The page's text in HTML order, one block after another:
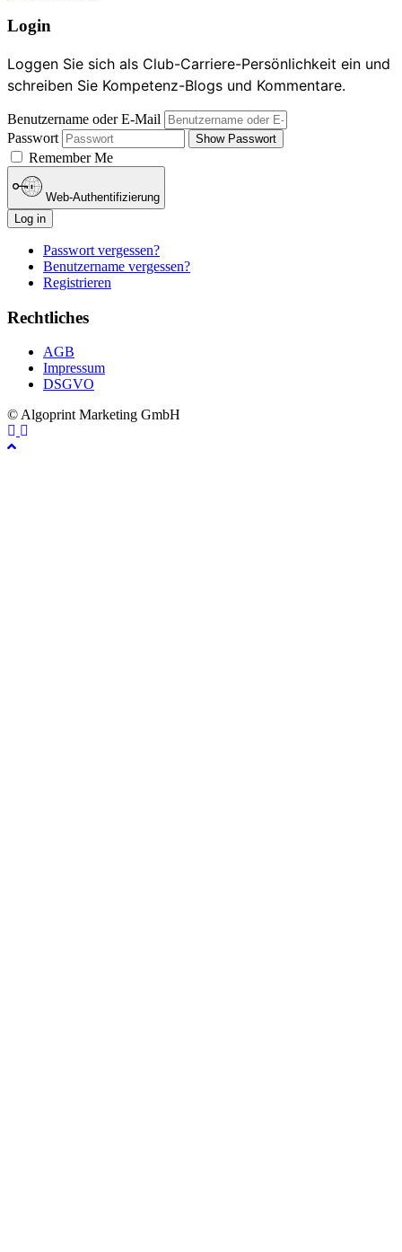
Login
Loggen Sie sich als Club-Carriere-Persönlichkeit ein und
schreiben Sie Kompetenz-Blogs und Kommentare.
Benutzername oder E-Mail
Passwort
Show Passwort
Remember Me
Web-Authentifizierung
Log in
Passwort vergessen?
Benutzername vergessen?
Registrieren
Rechtliches
AGB
Impressum
DSGVO
© Algoprint Marketing GmbH